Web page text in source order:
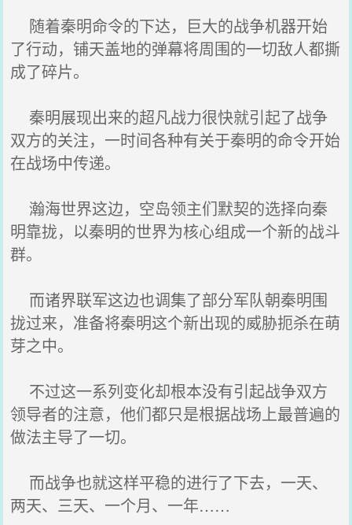
随着秦明命令的下达，巨大的战争机器开始
了行动，铺天盖地的弹幕将周围的一切敌人都撕
成了碎片。
秦明展现出来的超凡战力很快就引起了战争
双方的关注，一时间各种有关于秦明的命令开始
在战场中传递。
瀚海世界这边，空岛领主们默契的选择向秦
明靠拢，以秦明的世界为核心组成一个新的战斗
群。
而诸界联军这边也调集了部分军队朝秦明围
拢过来，准备将秦明这个新出现的威胁扼杀在萌
芽之中。
不过这一系列变化却根本没有引起战争双方
领导者的注意，他们都只是根据战场上最普遍的
做法主导了一切。
而战争也就这样平稳的进行了下去，一天、
两天、三天、一个月、一年……